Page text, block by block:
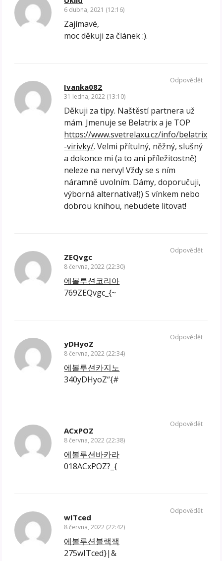
6 dubna, 2021 (12:16)
Zajímavé,
moc děkuji za článek :).
Ivanka082
31 ledna, 2022 (13:10)
Děkuji za tipy. Naštěstí partnera už
mám. Jmenuje se Belatrix a je TOP
https://www.svetrelaxu.cz/info/belatrix
-virivky/. Velmi přítulný, něžný, slušný
a dokonce mi (a to ani příležitostně)
neleze na nervy! Vždy se s ním
náramně uvolním. Dámy, doporučuji,
výborná alternativa!)) S vínkem nebo
dobrou knihou, nebudete litovat!
Odpovědět
ZEQvgc
8 června, 2022 (22:30)
에볼루션코리아
769ZEQvgc_{~
Odpovědět
yDHyoZ
8 června, 2022 (22:34)
에볼루션카지노
340yDHyoZ“{#
Odpovědět
ACxPOZ
8 června, 2022 (22:38)
에볼루션바카라
018ACxPOZ?_{
Odpovědět
wITced
8 června, 2022 (22:42)
에볼루션블랙잭
275wITced}|&
Odpovědět